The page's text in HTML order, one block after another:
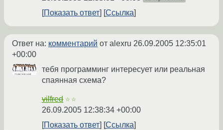
Показать ответ Ссылка
Ответ на: комментарий от alexru 26.09.2005 12:35:01
+00:00
тебя программинг интересует или реальная
спаянная схема?
vilfred ☆☆
26.09.2005 12:38:34 +00:00
Показать ответ
Ссылка